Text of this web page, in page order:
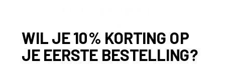
- +
WIL JE 10% KORTING OP
JE EERSTE BESTELLING?